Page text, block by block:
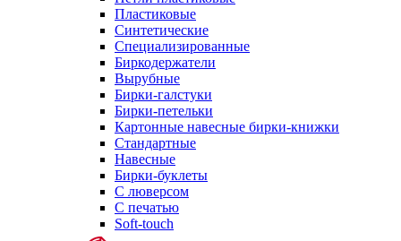
Пластиковые
Синтетические
Специализированные
Биркодержатели
Вырубные
Бирки-галстуки
Бирки-петельки
Картонные навесные бирки-книжки
Стандартные
Навесные
Бирки-буклеты
С люверсом
С печатью
Soft-touch